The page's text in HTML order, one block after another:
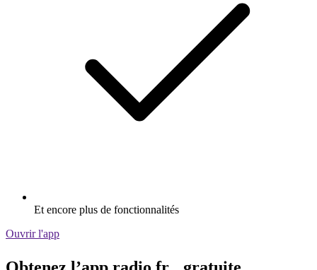
Et encore plus de fonctionnalités
Ouvrir l'app